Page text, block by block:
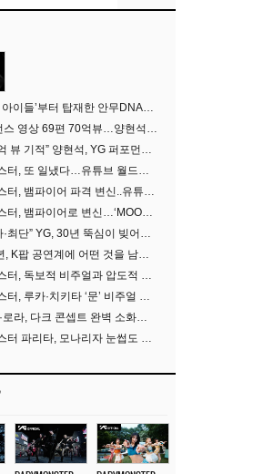
‘서태지와 아이들’부터 탑재한 안무DNA…양현석, YG 퍼포먼스 비디오 70억 뷰 신화의 시작
YG 퍼포먼스 영상 69편 70억뷰…양현석 제작 철학 통했다
“69편·70억 뷰 기적” 양현석, YG 퍼포먼스 비디오 100% 직접 만든 이유
베이비몬스터, 또 일냈다…유튜브 월드와이드 1위
베이비몬스터, 뱀파이어 파격 변신..유튜브 트렌딩 1위 직행
베이비몬스터, 뱀파이어로 변신…‘MOON’으로 찍은 3개월 프로젝트
“최초·최다·최단” YG, 30년 뚝심이 빚어낸 K팝 투어의 새 지평
YG 30주년, K팝 공연계에 어떤 것을 남겼나
베이비몬스터, 독보적 비주얼과 압도적 소화력..’MOON’
베이비몬스터, 루카·치키타 ‘문’ 비주얼 공개…절제된 카리스마·유니크 비주얼
베몬 아현·로라, 다크 콘셉트 완벽 소화…’문’ 비주얼 포토 공개
베이비몬스터 파리타, 모나리자 눈썹도 완벽 소화‥아사와 강렬 아우라